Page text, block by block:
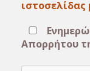
ιστοσελίδας
Απορρήτου